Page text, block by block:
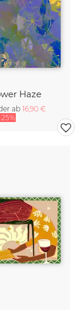
Haze
ab16,90 €